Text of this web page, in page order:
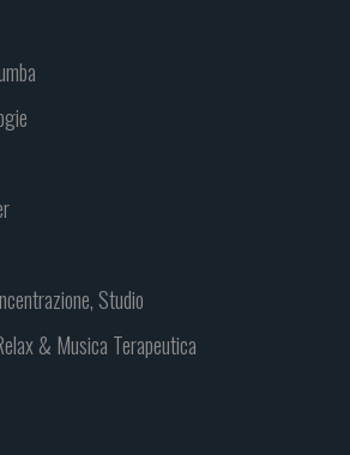
Studio
& Musica Terapeutica